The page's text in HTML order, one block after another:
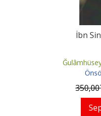
İbn
350,00